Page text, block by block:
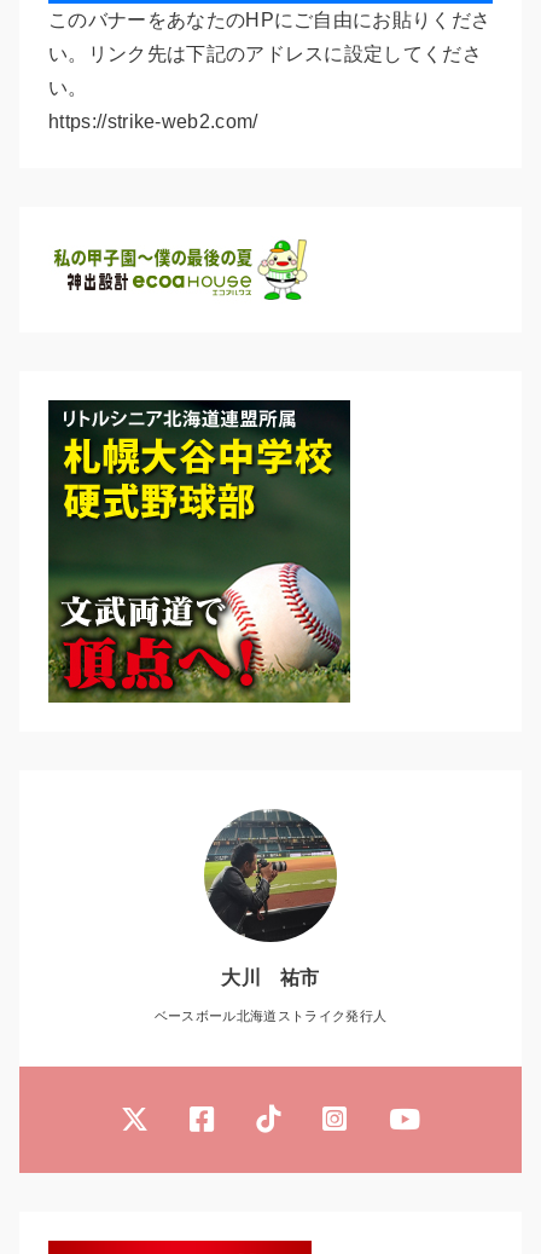
このバナーをあなたのHPにご自由にお貼りくださ
い。リンク先は下記のアドレスに設定してくださ
い。
https://strike-web2.com/
大川 祐市
ベースボール北海道ストライク発行人